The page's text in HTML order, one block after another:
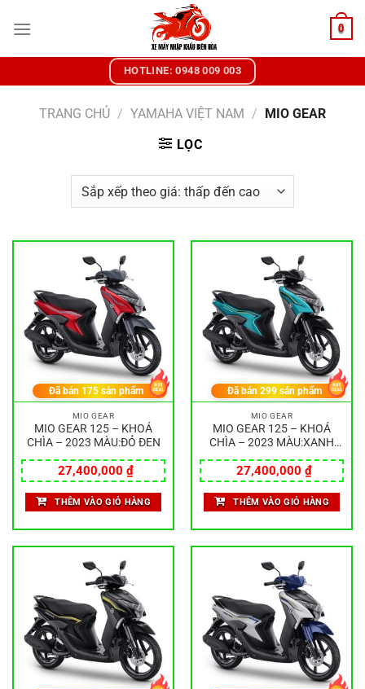
đến
0
HOTLINE: 0948 009 003
TRANG CHỦ / YAMAHA VIỆT NAM / MIO GEAR
LỌC
MIO GEAR
MIO GEAR 125 – KHOÁ
CHÌA – 2023 MÀU:ĐỎ ĐEN
27,400,000 ₫
Đã bán 175 sản phẩm
THÊM VÀO GIỎ HÀNG
MIO GEAR
MIO GEAR 125 – KHOÁ
CHÌA – 2023 MÀU:XANH
27,400,000 ₫
Đã bán299 sản phẩm
THÊM VÀO GIỎ HÀNG